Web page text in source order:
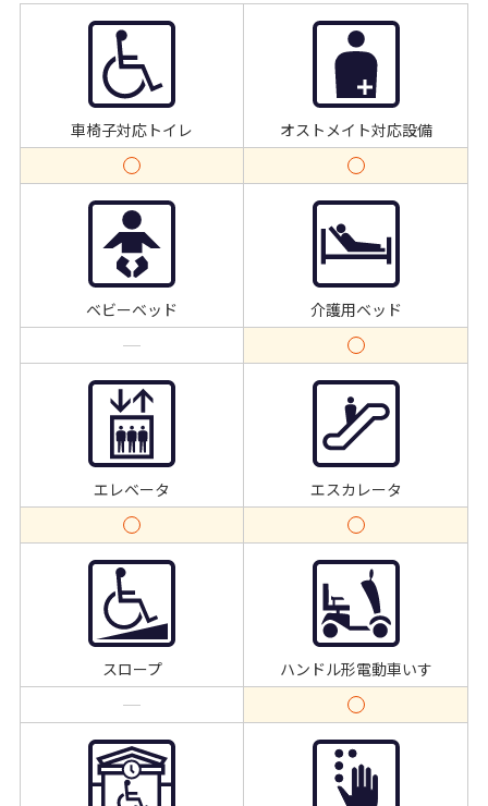
車椅子対応トイレ オストメイト対応設備
ベビーベッド 介護用ベッド
エレベータ エスカレータ
スロープ ハンドル形電動車いす